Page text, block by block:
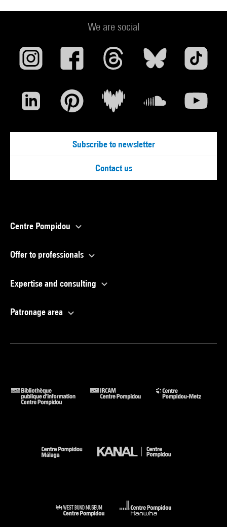
We are social
Subscribe to newsletter
Contact us
Centre Pompidou
Offer to professionals
Expertise and consulting
Patronage area